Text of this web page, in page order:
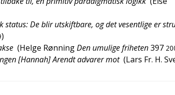
De blir utskiftbare, og det vesentlige er
)
(Helge RønningDen umulige friheten397
[Hannah] Arendt advarer mot (Lars Fr. H.